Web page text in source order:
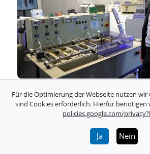
Lemmen: Geräte zur
Leiterplatten
Für die Optimierung der Webseite nutzen wir
sind Cookies erforderlich. Hierfür benötigen
policies.google.com/
Ja Nein